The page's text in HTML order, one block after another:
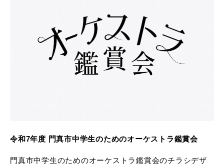
令和7年度 門真市中学生のためのオーケストラ鑑賞会
門真市中学生のためのオーケストラ鑑賞会のチラシデザ